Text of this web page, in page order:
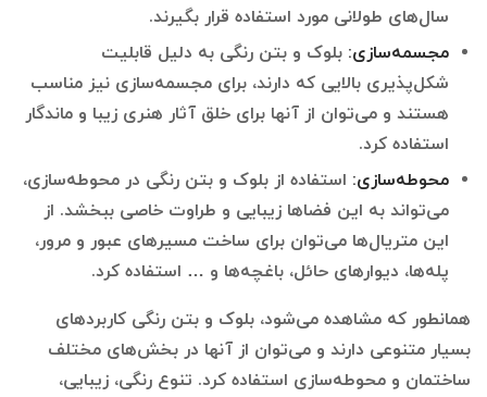
سال‌های طولانی مورد استفاده قرار بگیرند.
مجسمه‌سازی: بلوک و بتن رنگی به دلیل قابلیت
شکل‌پذیری بالایی که دارند، برای مجسمه‌سازی نیز مناسب
هستند و می‌توان از آنها برای خلق آثار هنری زیبا و ماندگار
استفاده کرد.
محوطه‌سازی: استفاده از بلوک و بتن رنگی در محوطه‌سازی،
می‌تواند به این فضاها زیبایی و طراوت خاصی ببخشد. از
این متریال‌ها می‌توان برای ساخت مسیرهای عبور و مرور،
پله‌ها، دیوارهای حائل، باغچه‌ها و … استفاده کرد.
همانطور که مشاهده می‌شود، بلوک و بتن رنگی کاربردهای
بسیار متنوعی دارند و می‌توان از آنها در بخش‌های مختلف
ساختمان و محوطه‌سازی استفاده کرد. تنوع رنگی، زیبایی،